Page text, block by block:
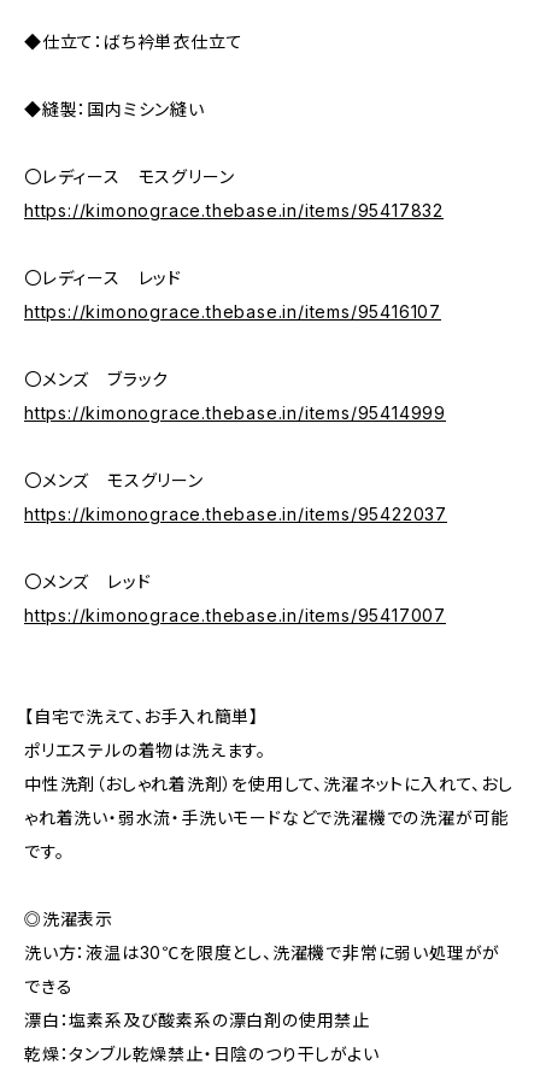
◆仕立て：ばち衿単衣仕立て
◆縫製：国内ミシン縫い
〇レディース モスグリーン
https://kimonograce.thebase.in/items/95417832
〇レディース レッド
https://kimonograce.thebase.in/items/95416107
〇メンズ ブラック
https://kimonograce.thebase.in/items/95414999
〇メンズ モスグリーン
https://kimonograce.thebase.in/items/95422037
〇メンズ レッド
https://kimonograce.thebase.in/items/95417007
【自宅で洗えて、お手入れ簡単】
ポリエステルの着物は洗えます。
中性洗剤（おしゃれ着洗剤）を使用して、洗濯ネットに入れて、おし
ゃれ着洗い・弱水流・手洗いモードなどで洗濯機での洗濯が可能
です。
◎洗濯表示
洗い方：液温は30℃を限度とし、洗濯機で非常に弱い処理がが
できる
漂白：塩素系及び酸素系の漂白剤の使用禁止
乾燥：タンブル乾燥禁止・日陰のつり干しがよい